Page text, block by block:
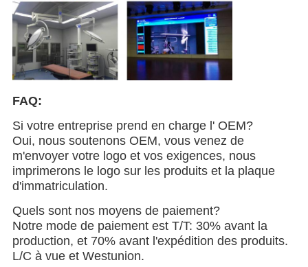
FAQ:
Si votre entreprise prend en charge l' OEM?
Oui, nous soutenons OEM, vous venez de
m'envoyer votre logo et vos exigences, nous
imprimerons le logo sur les produits et la plaque
d'immatriculation.
Quels sont nos moyens de paiement?
Notre mode de paiement est T/T: 30% avant la
production, et 70% avant l'expédition des produits.
L/C à vue et Westunion.